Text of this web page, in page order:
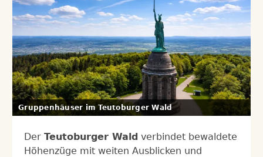
Gruppenhäuser im Teutoburger Wald
Der Teutoburger Wald verbindet bewaldete
Höhenzüge mit weiten Ausblicken und